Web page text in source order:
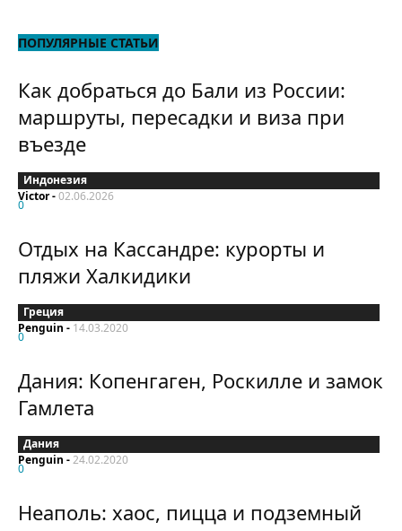
ПОПУЛЯРНЫЕ СТАТЬИ
Как добраться до Бали из России:
маршруты, пересадки и виза при
въезде
Индонезия
Victor-02.06.2026
0
Отдых на Кассандре: курорты и
пляжи Халкидики
Греция
Penguin - 14.03.2020
0
Дания: Копенгаген, Роскилле и замок
Гамлета
Дания
Penguin -24.02.2020
0
Неаполь: хаос, пицца и подземный